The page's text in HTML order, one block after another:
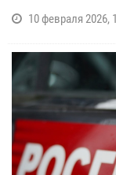
10 февраля 2026,